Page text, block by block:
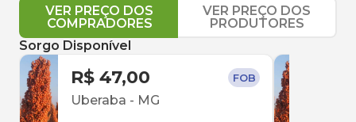
VER PREÇO DOS
COMPRADORES
VER PREÇO DOS
PRODUTORES
Sorgo Disponível
R$ 47,00 FOB
Uberaba - MG